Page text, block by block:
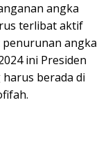
angka
terlibat aktif
angka
ini Presiden
berada di